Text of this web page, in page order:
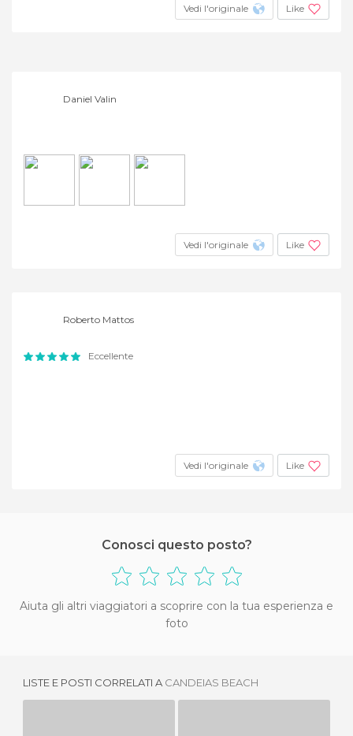
Vedi l'originale Like
Daniel Valin
Vedi l'originale Like
Roberto Mattos
Eccellente
Vedi l'originale Like
Conosci questo posto?
Aiuta gli altri viaggiatori a scoprire con la tua esperienza e
foto
LISTE E POSTI CORRELATI A CANDEIAS BEACH